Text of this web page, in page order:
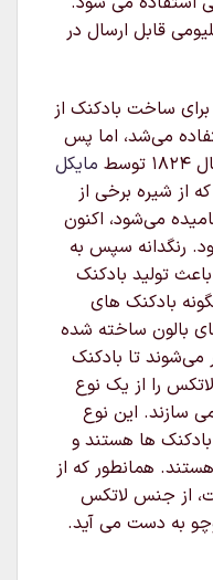
قابل ارسال در
ساخت بادکنک از
می‌شد، اما پس
مایکل
از شیره برخی از
می‌شود، اکنون
رنگدانه سپس به
تولید بادکنک
بادکنک های
بالون ساخته شده
تا بادکنک
را از یک نوع
سازند. این نوع
بادکنک ها هستند و
همانطور که از
از جنس لاتکس
به دست می آید.